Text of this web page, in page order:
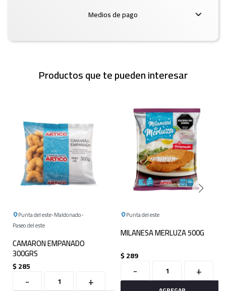
Medios de pago
Productos que te pueden interesar
Punta del este Maldonado
Paseo del este
CAMARON EMPANADO
300GRS
$285
- +
Punta del este
MILANESA MERLUZA 500G
$289
- +